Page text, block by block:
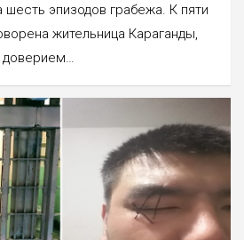
эпизодов грабежа. К пяти
жительница Караганды,
доверием…